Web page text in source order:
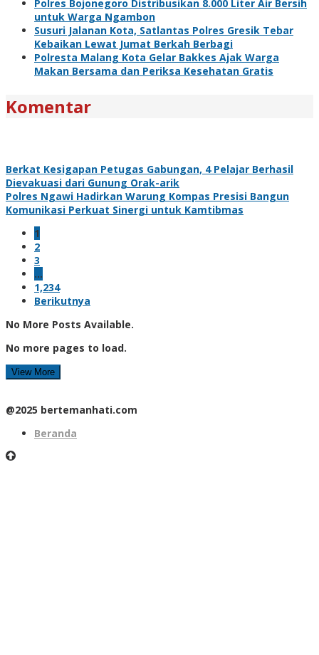
Polres Bojonegoro Distribusikan 8.000 Liter Air Bersih
untuk Warga Ngambon
Susuri Jalanan Kota, Satlantas Polres Gresik Tebar
Kebaikan Lewat Jumat Berkah Berbagi
Polresta Malang Kota Gelar Bakkes Ajak Warga
Makan Bersama dan Periksa Kesehatan Gratis
Komentar
Berkat Kesigapan Petugas Gabungan, 4 Pelajar Berhasil
Dievakuasi dari Gunung Orak-arik
Polres Ngawi Hadirkan Warung Kompas Presisi Bangun
Komunikasi Perkuat Sinergi untuk Kamtibmas
1
2
3
…
1,234
Berikutnya
No More Posts Available.
No more pages to load.
View More
@2025 bertemanhati.com
Beranda